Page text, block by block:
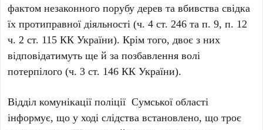
фактом незаконного порубу дерев та вбивства свідка
їх протиправної діяльності (ч. 4 ст. 246 та п. 9, п. 12
ч. 2 ст. 115 КК України). Крім того, двоє з них
відповідатимуть ще й за позбавлення волі
потерпілого (ч. 3 ст. 146 КК України).
Відділ комунікації поліції Сумської області
інформує, що у ході слідства встановлено, що троє